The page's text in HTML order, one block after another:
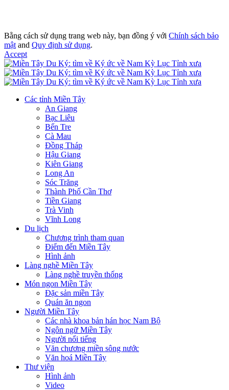
Bằng cách sử dụng trang web này, bạn đồng ý với Chính sách bảo
mật and Quy định sử dụng.
Accept
Các tỉnh Miền Tây
An Giang
Bạc Liêu
Bến Tre
Cà Mau
Đồng Tháp
Hậu Giang
Kiên Giang
Long An
Sóc Trăng
Thành Phố Cần Thơ
Tiền Giang
Trà Vinh
Vĩnh Long
Du lịch
Chương trình tham quan
Điểm đến Miền Tây
Hình ảnh
Làng nghề Miền Tây
Làng nghề truyền thống
Món ngon Miền Tây
Đặc sản miền Tây
Quán ăn ngon
Người Miền Tây
Các nhà khoa bản hán học Nam Bộ
Ngôn ngữ Miền Tây
Người nổi tiếng
Văn chương miền sông nước
Văn hoá Miền Tây
Thư viện
Hình ảnh
Video